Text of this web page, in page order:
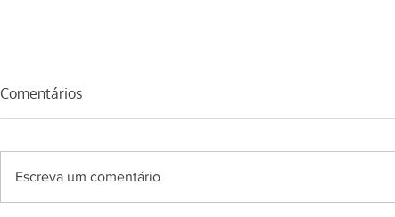
Suco Energizante
Comentários
Escreva um comentário